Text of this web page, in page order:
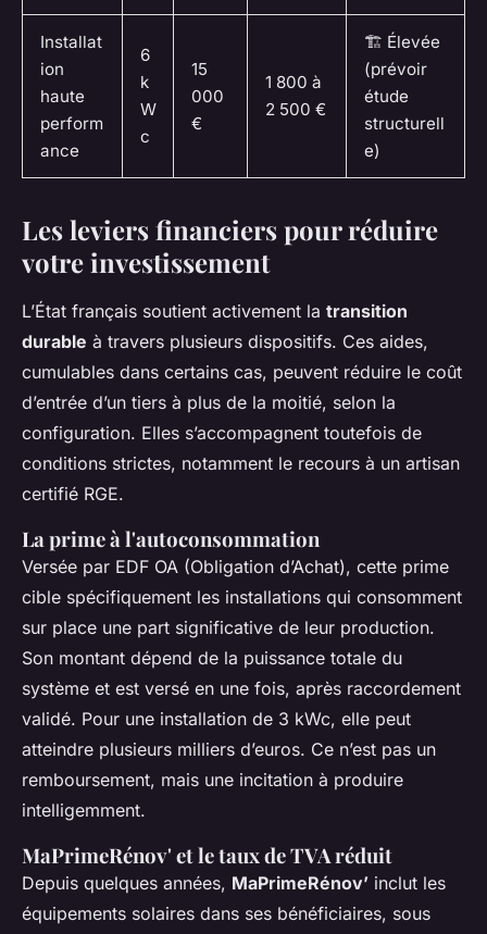
Installat
ion
haute
perform
ance
6
k
W
c
15
000
€
1 800 à
2 500 €
🏗️ Élevée
(prévoir
étude
structurell
e)
Les leviers financiers pour réduire
votre investissement
L’État français soutient activement la transition
durable à travers plusieurs dispositifs. Ces aides,
cumulables dans certains cas, peuvent réduire le coût
d’entrée d’un tiers à plus de la moitié, selon la
configuration. Elles s’accompagnent toutefois de
conditions strictes, notamment le recours à un artisan
certifié RGE.
La prime à l'autoconsommation
Versée par EDF OA (Obligation d’Achat), cette prime
cible spécifiquement les installations qui consomment
sur place une part significative de leur production.
Son montant dépend de la puissance totale du
système et est versé en une fois, après raccordement
validé. Pour une installation de 3 kWc, elle peut
atteindre plusieurs milliers d’euros. Ce n’est pas un
remboursement, mais une incitation à produire
intelligemment.
MaPrimeRénov' et le taux de TVA réduit
Depuis quelques années, MaPrimeRénov’ inclut les
équipements solaires dans ses bénéficiaires, sous